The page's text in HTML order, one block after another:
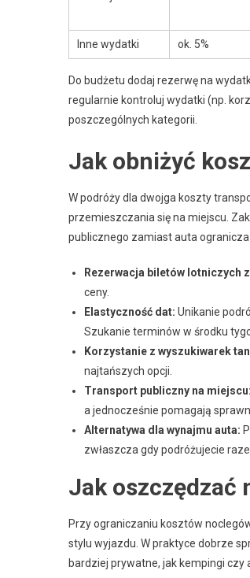
Inne wydatki ok. 5%
Do budżetu dodaj rezerwę na
regularnie kontroluj wydatki (np.
poszczególnych kategorii.
Jak obniżyć
W podróży dla dwojga koszty
przemieszczania się na miejscu.
publicznego zamiast auta
Rezerwacja biletów lotniczych
ceny.
Elastyczność dat: Unikanie
Szukanie terminów w środku
Korzystanie z wyszukiwarek
najtańszych opcji.
Transport publiczny na miejscu:
a jednocześnie pomagają
Alternatywa dla wynajmu auta:
zwłaszcza gdy podróżujecie
Jak oszczędzać
Przy ograniczaniu kosztów
stylu wyjazdu. W praktyce dobrze
bardziej prywatne, jak kempingi czy